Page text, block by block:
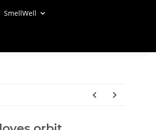
SmellWell